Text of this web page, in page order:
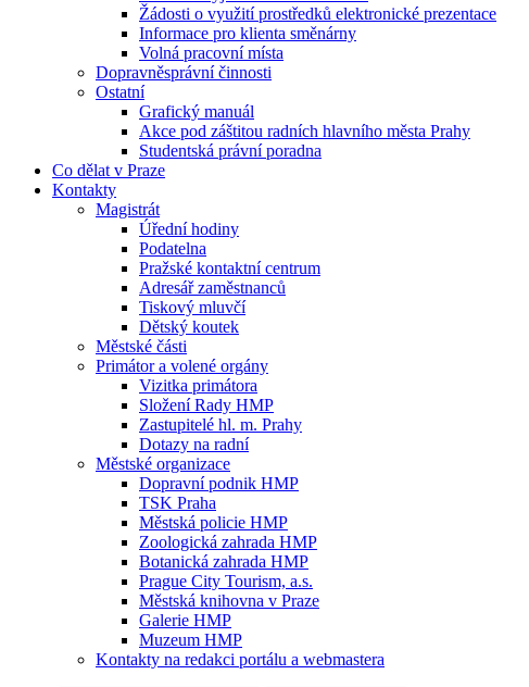
Žádosti o využití prostředků elektronické prezentace
Informace pro klienta směnárny
Volná pracovní místa
Dopravněsprávní činnosti
Ostatní
Grafický manuál
Akce pod záštitou radních hlavního města Prahy
Studentská právní poradna
Co dělat v Praze
Kontakty
Magistrát
Úřední hodiny
Podatelna
Pražské kontaktní centrum
Adresář zaměstnanců
Tiskový mluvčí
Dětský koutek
Městské části
Primátor a volené orgány
Vizitka primátora
Složení Rady HMP
Zastupitelé hl. m. Prahy
Dotazy na radní
Městské organizace
Dopravní podnik HMP
TSK Praha
Městská policie HMP
Zoologická zahrada HMP
Botanická zahrada HMP
Prague City Tourism, a.s.
Městská knihovna v Praze
Galerie HMP
Muzeum HMP
Kontakty na redakci portálu a webmastera